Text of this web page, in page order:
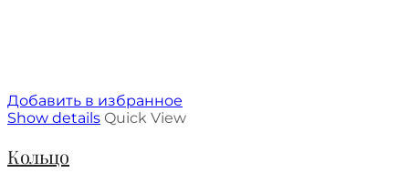
Добавить в избранное
Show details Quick View
Кольцо